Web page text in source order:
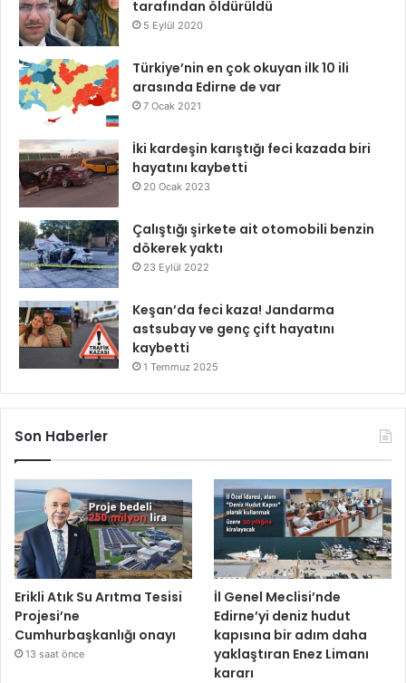
tarafından öldürüldü
5 Eylül 2020
Türkiye’nin en çok okuyan ilk 10 ili
arasında Edirne de var
7 Ocak 2021
İki kardeşin karıştığı feci kazada biri
hayatını kaybetti
20 Ocak 2023
Çalıştığı şirkete ait otomobili benzin
dökerek yaktı
23 Eylül 2022
Keşan’da feci kaza! Jandarma
astsubay ve genç çift hayatını
kaybetti
1 Temmuz 2025
Son Haberler
Erikli Atık Su Arıtma Tesisi
Projesi’ne
Cumhurbaşkanlığı onayı
13 saat önce
İl Genel Meclisi’nde
Edirne’yi deniz hudut
kapısına bir adım daha
yaklaştıran Enez Limanı
kararı